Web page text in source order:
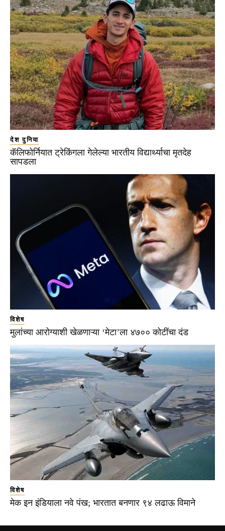
देश दुनिया
कॅलिफोर्नियात ट्रेकिंगला गेलेल्या भारतीय विद्यार्थ्याचा मृतदेह
सापडला
विशेष
मुलांच्या आरोग्याशी खेळणाऱ्या ‘मेटा’ला ४७०० कोटींचा दंड
विशेष
मेक इन इंडियाला नवे पंख; भारतात बनणार ९४ लढाऊ विमाने